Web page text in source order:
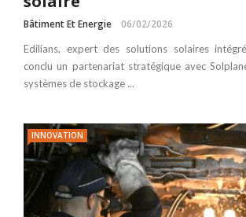
Bâtiment Et Energie 06/02/2026
Edilians, expert des solutions solaires
conclu un partenariat stratégique avec
systèmes de stockage ...
INNOVATION